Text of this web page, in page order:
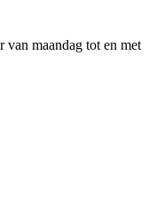
maandag tot en met